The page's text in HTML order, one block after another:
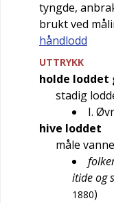
tyngde,
brukt ved
håndlodd
UTTRYKK
holde loddet
stadig
I.
hive loddet
måle
itide og
1880)